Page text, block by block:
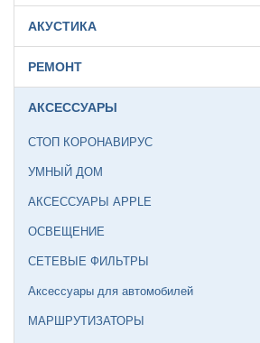
АКУСТИКА
РЕМОНТ
АКСЕССУАРЫ
СТОП КОРОНАВИРУС
УМНЫЙ ДОМ
АКСЕССУАРЫ APPLE
ОСВЕЩЕНИЕ
СЕТЕВЫЕ ФИЛЬТРЫ
Аксессуары для автомобилей
МАРШРУТИЗАТОРЫ